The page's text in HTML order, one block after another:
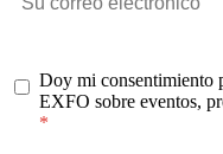
Doy mi consentimiento
EXFO sobre eventos,